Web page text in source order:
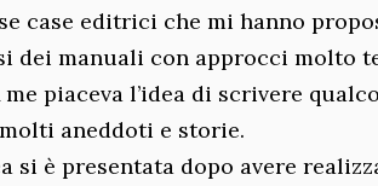
case editrici che mi hanno
dei manuali con approcci molto
piaceva l’idea di scrivere
aneddoti e storie.
si è presentata dopo avere